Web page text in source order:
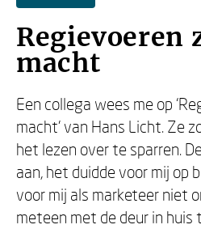
Regievoeren
macht
Een collega wees me op
macht’ van Hans Licht. Ze
het lezen over te sparren.
aan, het duidde voor mij op
voor mij als marketeer niet
meteen met de deur in huis